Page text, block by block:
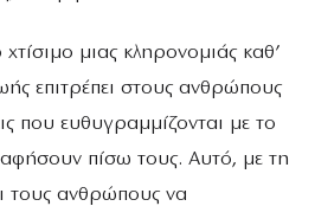
μιας κληρονομιάς καθ’
επιτρέπει στους ανθρώπους
που ευθυγραμμίζονται με το
πίσω τους. Αυτό, με τη
τους ανθρώπους να